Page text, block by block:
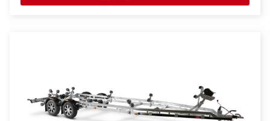
accessori. Le immagini sono solo a scopo illustrativo e possono